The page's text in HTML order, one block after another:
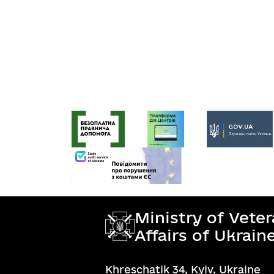
Ministry of
Affairs of
Khreschatik 34, Kyiv, Ukraine